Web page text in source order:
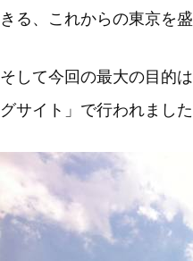
きる、これからの東京を
そして今回の最大の目的
グサイト」で行われました